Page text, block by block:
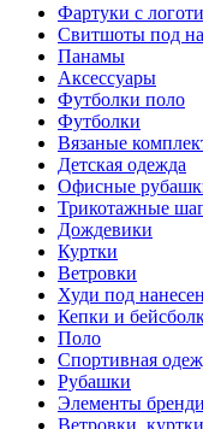
Фартуки с
Свитшоты под
Панамы
Аксессуары
Футболки поло
Футболки
Вязаные
Детская одежда
Офисные
Трикотажные
Дождевики
Куртки
Ветровки
Худи под
Кепки и
Поло
Спортивная
Рубашки
Элементы
Ветровки,